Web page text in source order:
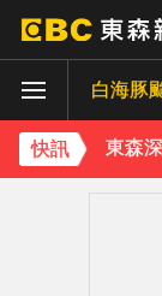
白海豚
快訊
下載